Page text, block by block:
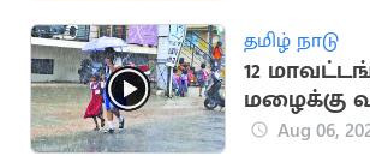
தமிழ் நாடு
12
மழைக்கு
Aug 06,